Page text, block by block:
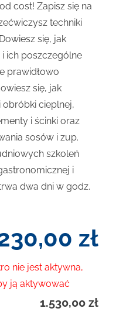
zł
nie jest aktywna,
ją aktywować
1.530,00 zł
cost! Zapisz się na
techniki
się, jak
ich poszczególne
prawidłowo
się, jak
cieplnej,
i ścinki oraz
sosów i zup.
szkoleń
i
dwa dni w godz.